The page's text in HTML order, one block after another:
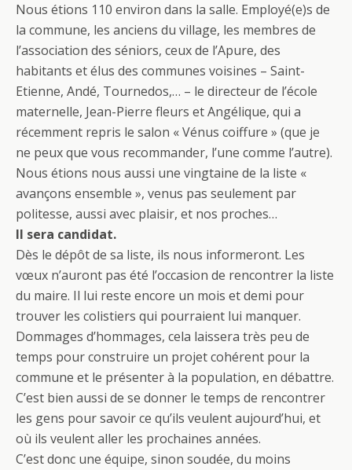
Nous étions 110 environ dans la salle. Employé(e)s de
la commune, les anciens du village, les membres de
l’association des séniors, ceux de l’Apure, des
habitants et élus des communes voisines – Saint-
Etienne, Andé, Tournedos,… – le directeur de l’école
maternelle, Jean-Pierre fleurs et Angélique, qui a
récemment repris le salon « Vénus coiffure » (que je
ne peux que vous recommander, l’une comme l’autre).
Nous étions nous aussi une vingtaine de la liste «
avançons ensemble », venus pas seulement par
politesse, aussi avec plaisir, et nos proches…
Il sera candidat.
Dès le dépôt de sa liste, ils nous informeront. Les
vœux n’auront pas été l’occasion de rencontrer la liste
du maire. Il lui reste encore un mois et demi pour
trouver les colistiers qui pourraient lui manquer.
Dommages d’hommages, cela laissera très peu de
temps pour construire un projet cohérent pour la
commune et le présenter à la population, en débattre.
C’est bien aussi de se donner le temps de rencontrer
les gens pour savoir ce qu’ils veulent aujourd’hui, et
où ils veulent aller les prochaines années.
C’est donc une équipe, sinon soudée, du moins